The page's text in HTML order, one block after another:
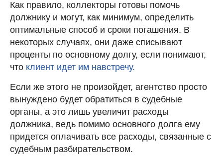
Как правило, коллекторы готовы помочь
должнику и могут, как минимум, определить
оптимальные способ и сроки погашения. В
некоторых случаях, они даже списывают
проценты по основному долгу, если понимают,
что клиент идет им навстречу.
Если же этого не произойдет, агентство просто
вынуждено будет обратиться в судебные
органы, а это лишь увеличит расходы
должника, ведь помимо основного долга ему
придется оплачивать все расходы, связанные с
судебным разбирательством.